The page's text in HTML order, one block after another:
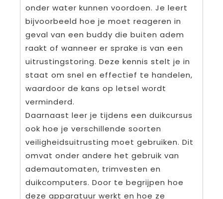
onder water kunnen voordoen. Je leert
bijvoorbeeld hoe je moet reageren in
geval van een buddy die buiten adem
raakt of wanneer er sprake is van een
uitrustingstoring. Deze kennis stelt je in
staat om snel en effectief te handelen,
waardoor de kans op letsel wordt
verminderd.
Daarnaast leer je tijdens een duikcursus
ook hoe je verschillende soorten
veiligheidsuitrusting moet gebruiken. Dit
omvat onder andere het gebruik van
ademautomaten, trimvesten en
duikcomputers. Door te begrijpen hoe
deze apparatuur werkt en hoe ze